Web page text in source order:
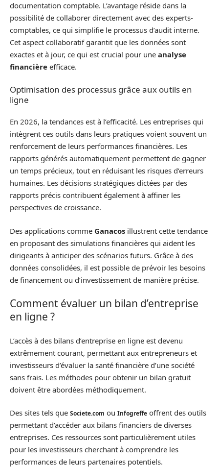
documentation comptable. L’avantage réside dans la
possibilité de collaborer directement avec des experts-
comptables, ce qui simplifie le processus d’audit interne.
Cet aspect collaboratif garantit que les données sont
exactes et à jour, ce qui est crucial pour une analyse
financière efficace.
Optimisation des processus grâce aux outils en
ligne
En 2026, la tendances est à l’efficacité. Les entreprises qui
intègrent ces outils dans leurs pratiques voient souvent un
renforcement de leurs performances financières. Les
rapports générés automatiquement permettent de gagner
un temps précieux, tout en réduisant les risques d’erreurs
humaines. Les décisions stratégiques dictées par des
rapports précis contribuent également à affiner les
perspectives de croissance.
Des applications comme Ganacos illustrent cette tendance
en proposant des simulations financières qui aident les
dirigeants à anticiper des scénarios futurs. Grâce à des
données consolidées, il est possible de prévoir les besoins
de financement ou d’investissement de manière précise.
Comment évaluer un bilan d’entreprise
en ligne ?
L’accès à des bilans d’entreprise en ligne est devenu
extrêmement courant, permettant aux entrepreneurs et
investisseurs d’évaluer la santé financière d’une société
sans frais. Les méthodes pour obtenir un bilan gratuit
doivent être abordées méthodiquement.
Des sites tels que Societe.com ou Infogreffe offrent des outils
permettant d’accéder aux bilans financiers de diverses
entreprises. Ces ressources sont particulièrement utiles
pour les investisseurs cherchant à comprendre les
performances de leurs partenaires potentiels.